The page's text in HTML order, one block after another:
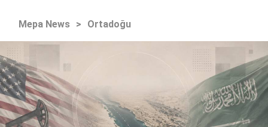
Mepa News > Ortadoğu